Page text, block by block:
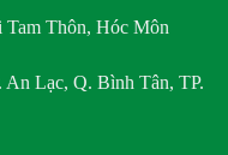
Thôn, Hóc Môn
Lạc, Q. Bình Tân, TP.